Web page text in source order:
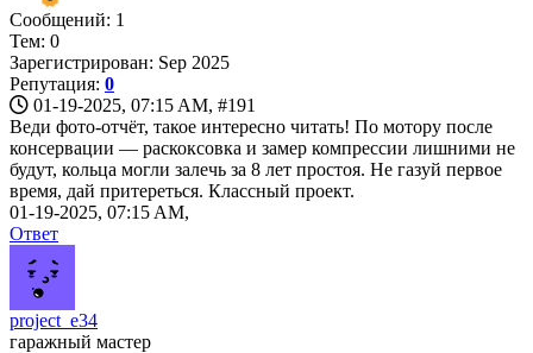
Сообщений: 1
Тем: 0
Зарегистрирован: Sep 2025
Репутация: 0
01-19-2025, 07:15 AM, #191
Веди фото-отчёт, такое интересно читать! По мотору после
консервации — раскоксовка и замер компрессии лишними не
будут, кольца могли залечь за 8 лет простоя. Не газуй первое
время, дай притереться. Классный проект.
01-19-2025, 07:15 AM,
Ответ
project_e34
гаражный мастер